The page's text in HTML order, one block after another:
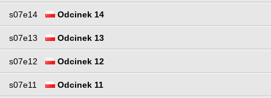
s07e14 Odcinek 14
s07e13 Odcinek 13
s07e12 Odcinek 12
s07e11 Odcinek 11